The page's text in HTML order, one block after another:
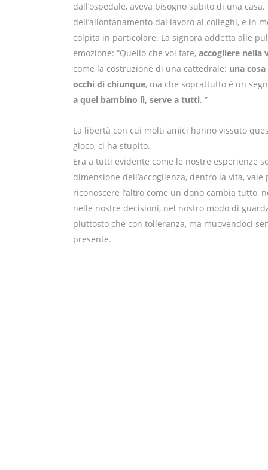
dall’ospedale, aveva bisogno subito di una
dell’allontanamento dal lavoro ai colleghi, e in
colpita in particolare. La signora addetta alle
emozione: “Quello che voi fate, accogliere nella
come la costruzione di una cattedrale: una
occhi di chiunque, ma che soprattutto è un
a quel bambino lì, serve a tutti. ”
La libertà con cui molti amici hanno vissuto
gioco, ci ha stupito.
Era a tutti evidente come le nostre esperienze
dimensione dell’accoglienza, dentro la vita,
riconoscere l’altro come un dono cambia tutto,
nelle nostre decisioni, nel nostro modo di
piuttosto che con tolleranza, ma muovendoci
presente.